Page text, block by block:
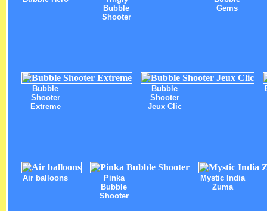
Bubble
Shooter
Gems
Bubble
Shooter
Extreme
Bubble
Shooter
Jeux Clic
Air balloons
Pinka
Bubble
Shooter
Mystic India
Zuma